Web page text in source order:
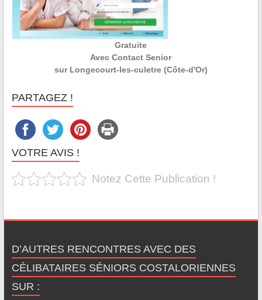
Gratuite
Avec Contact Senior
sur Longecourt-les-culetre (Côte-d'Or)
PARTAGEZ !
VOTRE AVIS !
Notez Cette Publication !
D’AUTRES RENCONTRES AVEC DES
CÉLIBATAIRES SÉNIORS COSTALORIENNES
SUR :